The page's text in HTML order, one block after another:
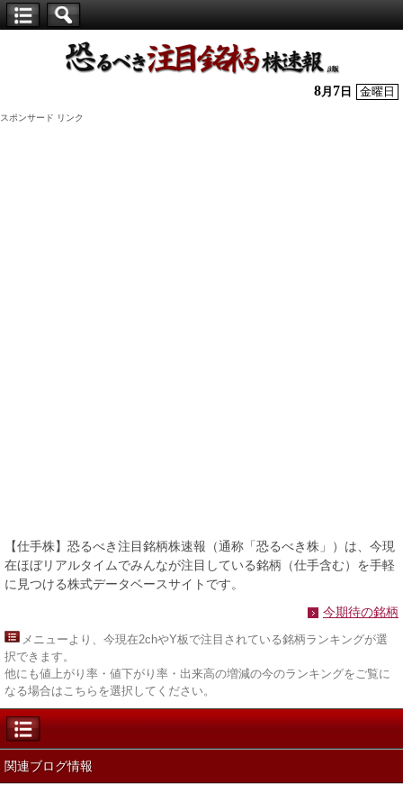
株】
8月 7 日 金曜日
スポンサード リンク
【仕手株】恐るべき注目銘柄株速報（通称「恐るべき株」）は、今現
在ほぼリアルタイムでみんなが注目している銘柄（仕手含む）を手軽
に見つける株式データベースサイトです。
今期待の銘柄
メニューより、今現在2chやY板で注目されている銘柄ランキングが選
択できます。
他にも値上がり率・値下がり率・出来高の増減の今のランキングをご覧に
なる場合はこちらを選択してください。
関連ブログ情報